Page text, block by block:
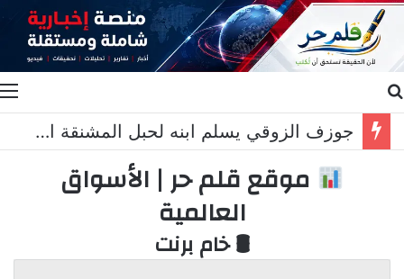
جوزف الزوقي يسلم ابنه لحبل المشنقة او للسجن المؤبد لتنكيله بمتهم مكبل على سرير المستشفى
موقع قلم حر | الأسواق
العالمية
🛢 خام برنت